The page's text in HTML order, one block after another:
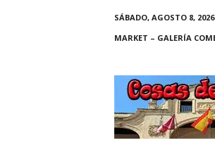
SÁBADO, AGOSTO 8, 2026
MARKET – GALERÍA
C
A
S